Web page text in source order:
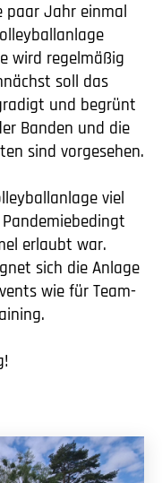
paar Jahr einmal
wird regelmäßig
soll das
und begrünt
Banden und die
sind vorgesehen.
viel
erlaubt war.
sich die Anlage
wie für Team-